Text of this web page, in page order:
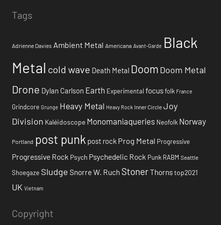
Tags
Adrienne Davies Ambient Metal Americana Avant-Garde Black
Metal cold wave Death Metal Doom Doom Metal
Drone Dylan Carlson Earth Experimental focusfolk France
Grindcore Grunge Heavy Metal Heavy Rock Inner Circle Joy
Division Kaléidoscope Monomaniaqueries Neofolk Norway
Portland post punk post rock Prog Metal Progressive
Progressive Rock Psych Psychedelic Rock Punk RABM Seattle
Shoegaze Sludge Snorre W. Ruch StonerThornstop2021
UK Vietnam
Copyright